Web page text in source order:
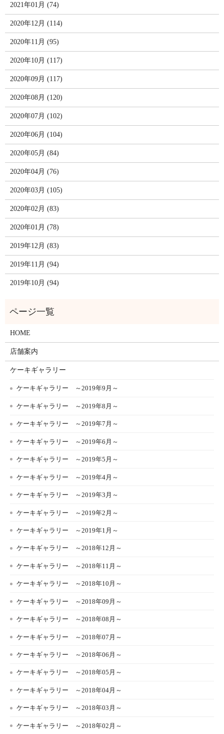
2021年01月 (74)
2020年12月 (114)
2020年11月 (95)
2020年10月 (117)
2020年09月 (117)
2020年08月 (120)
2020年07月 (102)
2020年06月 (104)
2020年05月 (84)
2020年04月 (76)
2020年03月 (105)
2020年02月 (83)
2020年01月 (78)
2019年12月 (83)
2019年11月 (94)
2019年10月 (94)
HOME
店舗案内
ケーキギャラリー
ケーキギャラリー ～2019年9月～
ケーキギャラリー ～2019年8月～
ケーキギャラリー ～2019年7月～
ケーキギャラリー ～2019年6月～
ケーキギャラリー ～2019年5月～
ケーキギャラリー ～2019年4月～
ケーキギャラリー ～2019年3月～
ケーキギャラリー ～2019年2月～
ケーキギャラリー ～2019年1月～
ケーキギャラリー ～2018年12月～
ケーキギャラリー ～2018年11月～
ケーキギャラリー ～2018年10月～
ケーキギャラリー ～2018年09月～
ケーキギャラリー ～2018年08月～
ケーキギャラリー ～2018年07月～
ケーキギャラリー ～2018年06月～
ケーキギャラリー ～2018年05月～
ケーキギャラリー ～2018年04月～
ケーキギャラリー ～2018年03月～
ケーキギャラリー ～2018年02月～